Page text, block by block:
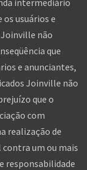
usuários e
não
que
e anunciantes,
Joinville não
que o
com
realização de
um ou mais
responsabilidade